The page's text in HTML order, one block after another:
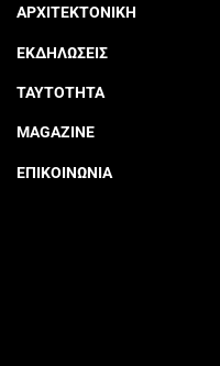
ΑΡΧΙΤΕΚΤΟΝΙΚΗ
ΕΚΔΗΛΩΣΕΙΣ
ΤΑΥΤΟΤΗΤΑ
MAGAZINE
ΕΠΙΚΟΙΝΩΝΙΑ